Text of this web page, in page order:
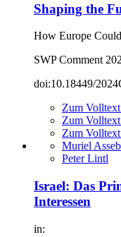
Shaping the
How Europe
SWP Comment
doi:10.18449/
Zum
Zum
Zum
Muriel
Peter Lintl
Israel: Das
Interessen
in: